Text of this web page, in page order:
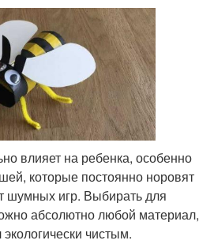
влияет на ребенка, особенно
которые постоянно норовят
шумных игр. Выбирать для
абсолютно любой материал,
чистым.